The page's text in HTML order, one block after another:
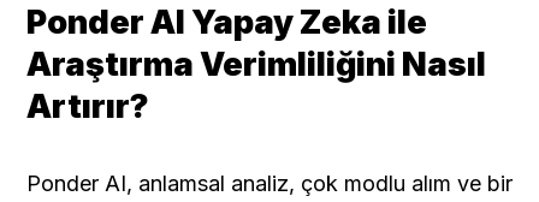
Ponder AI Yapay Zeka ile
Araştırma Verimliliğini Nasıl
Artırır?
Ponder AI, anlamsal analiz, çok modlu alım ve bir